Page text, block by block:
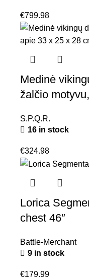
€799.98
Medinė
žalčio
S.P.Q.R.
16 in stock
€324.98
Lorica
chest 46″
Battle-Merchant
9 in stock
€179.99